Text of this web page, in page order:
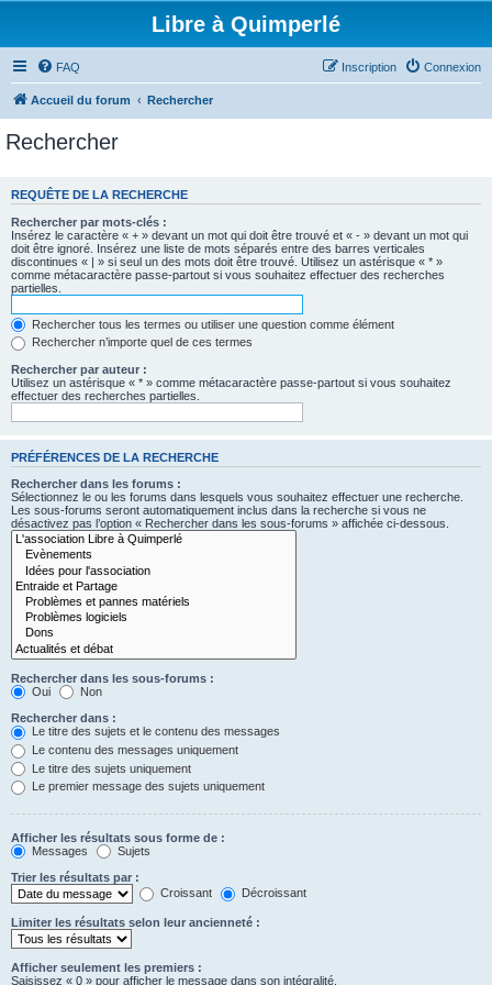
Libre à Quimperlé
FAQ Connexion
Inscription
Accueil du forum Rechercher
Rechercher
REQUÊTE DE LA RECHERCHE
Rechercher par mots-clés :
Insérez le caractère « + » devant un mot qui doit être trouvé et « - » devant un mot qui
doit être ignoré. Insérez une liste de mots séparés entre des barres verticales
discontinues « | » si seul un des mots doit être trouvé. Utilisez un astérisque « * »
comme métacaractère passe-partout si vous souhaitez effectuer des recherches
partielles.
Rechercher tous les termes ou utiliser une question comme élément
Rechercher n’importe quel de ces termes
Rechercher par auteur :
Utilisez un astérisque « * » comme métacaractère passe-partout si vous souhaitez
effectuer des recherches partielles.
PRÉFÉRENCES DE LA RECHERCHE
Rechercher dans les forums :
Sélectionnez le ou les forums dans lesquels vous souhaitez effectuer une recherche.
Les sous-forums seront automatiquement inclus dans la recherche si vous ne
désactivez pas l’option « Rechercher dans les sous-forums » affichée ci-dessous.
Rechercher dans les sous-forums :
Oui
Non
Rechercher dans :
Le titre des sujets et le contenu des messages
Le contenu des messages uniquement
Le titre des sujets uniquement
Le premier message des sujets uniquement
Afficher les résultats sous forme de :
Messages
Sujets
Trier les résultats par :
Croissant
Décroissant
Limiter les résultats selon leur ancienneté :
Afficher seulement les premiers :
Saisissez « 0 » pour afficher le message dans son intégralité.